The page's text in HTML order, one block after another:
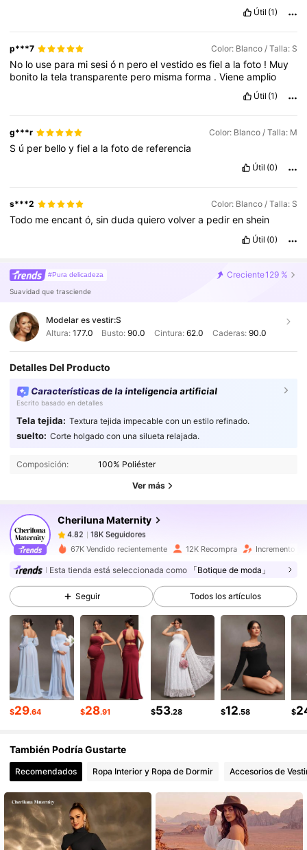
Útil (1)
p***7 Color: Blanco / Talla: S
No lo use para misesió n peroelvestidoesfiela lafoto ! Muy
bonito latelatransparente pero mismaforma .Vieneamplio
Útil (1)
g***r Color: Blanco / Talla: M
S ú per belloyfiela lafotode referencia
Útil (0)
s***2 Color: Blanco / Talla: S
Todo meencantó,sindudaquierovolvera pedirenshein
Útil (0)
#Pura delicadeza Creciente129 %
Suavidad que trasciende
Modelar es vestir:S
Altura: 177.0 Busto:90.0 Cintura: 62.0 Caderas: 90.0
Detalles Del Producto
Características de la inteligencia artificial
Escrito basado en detalles
Tela tejida: Textura tejida impecable con un estilo refinado.
suelto: Corte holgado con una silueta relajada.
Composición: 100% Poliéster
Ver más
Cheriluna Maternity
4.82 18K Seguidores
18K Seguidores
18K Seguidores
4.82
18K Seguidores
C***aseguidoHace 13 horas
4.82
18K Seguidores
4.82 18K Seguidores
4.82 18K Seguidores
4.82 18K Seguidores
4.82 18K Seguidores
18K Seguidores
67K Vendido recientemente 12K Recompra Incremento
Esta tienda está seleccionada como 「Botique de moda」
Seguir Todos los artículos
$29.64 $28.91 $53.28 $12.58 $
También Podría Gustarte
Recomendados Ropa Interior y Ropa de Dormir Accesorios de